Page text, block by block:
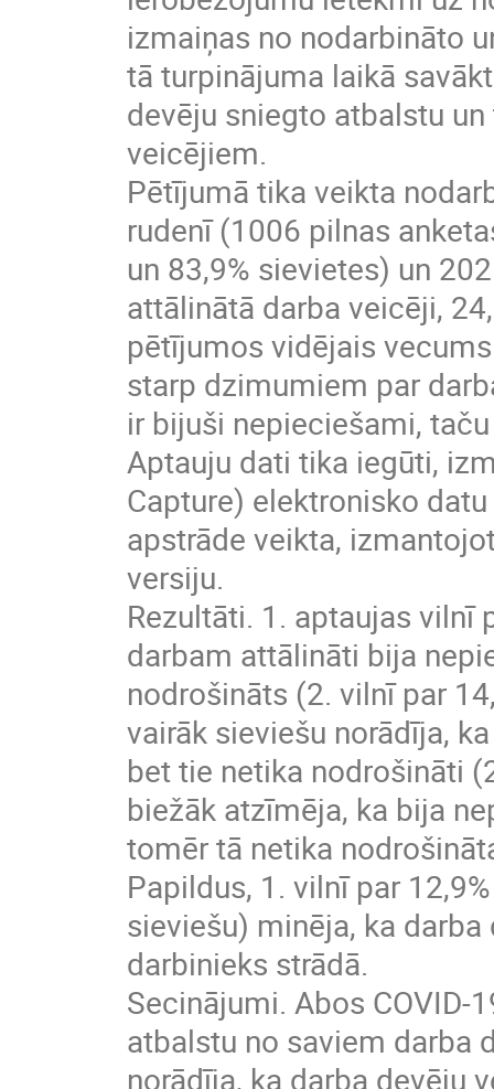
izmaiņas no nodarbināto
tā turpinājuma laikā
devēju sniegto atbalstu
veicējiem.
Pētījumā tika veikta
rudenī (1006 pilnas
un 83,9% sievietes) un
attālinātā darba veicēji,
pētījumos vidējais
starp dzimumiem par
ir bijuši nepieciešami,
Aptauju dati tika iegūti,
Capture) elektronisko
apstrāde veikta,
versiju.
Rezultāti. 1. aptaujas vilnī
darbam attālināti bija
nodrošināts (2. vilnī par
vairāk sieviešu norādīja,
bet tie netika nodrošināti
biežāk atzīmēja, ka bija
tomēr tā netika
Papildus, 1. vilnī par
sieviešu) minēja, ka
darbinieks strādā.
Secinājumi. Abos COVID-
atbalstu no saviem darba
norādīja, ka darba devēju